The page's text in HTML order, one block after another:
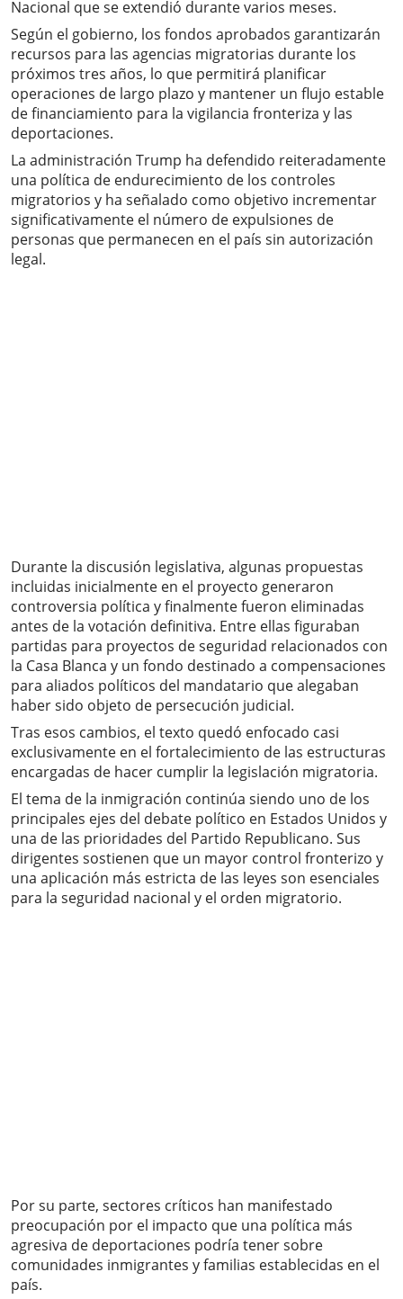
Nacional que se extendió durante varios meses.
Según el gobierno, los fondos aprobados garantizarán
recursos para las agencias migratorias durante los
próximos tres años, lo que permitirá planificar
operaciones de largo plazo y mantener un flujo estable
de financiamiento para la vigilancia fronteriza y las
deportaciones.
La administración Trump ha defendido reiteradamente
una política de endurecimiento de los controles
migratorios y ha señalado como objetivo incrementar
significativamente el número de expulsiones de
personas que permanecen en el país sin autorización
legal.
Durante la discusión legislativa, algunas propuestas
incluidas inicialmente en el proyecto generaron
controversia política y finalmente fueron eliminadas
antes de la votación definitiva. Entre ellas figuraban
partidas para proyectos de seguridad relacionados con
la Casa Blanca y un fondo destinado a compensaciones
para aliados políticos del mandatario que alegaban
haber sido objeto de persecución judicial.
Tras esos cambios, el texto quedó enfocado casi
exclusivamente en el fortalecimiento de las estructuras
encargadas de hacer cumplir la legislación migratoria.
El tema de la inmigración continúa siendo uno de los
principales ejes del debate político en Estados Unidos y
una de las prioridades del Partido Republicano. Sus
dirigentes sostienen que un mayor control fronterizo y
una aplicación más estricta de las leyes son esenciales
para la seguridad nacional y el orden migratorio.
Por su parte, sectores críticos han manifestado
preocupación por el impacto que una política más
agresiva de deportaciones podría tener sobre
comunidades inmigrantes y familias establecidas en el
país.